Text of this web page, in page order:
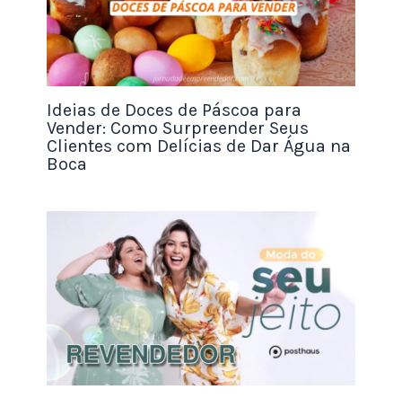
BloomTouch
GlowEdge
StarAura
FancyNest
PureVibe
UpMoment
Raiz & Ramo
Nuvem Floral
Sol & Brisa
Jardim Claro
Flor da Festa
Ar Livre Eventos
Riacho Encantado
VerdeLume
Ideias de Doces de Páscoa para
Vender: Como Surpreender Seus
Clientes com Delícias de Dar Água na
Boca